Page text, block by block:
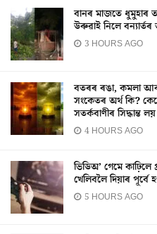
বানৰ মাজতে ধুমুহাৰ
উৰুৱাই নিলে
3 HOURS AGO
বতৰৰ ৰঙা, কমলা আৰু
সংকেতৰ অৰ্থ কি?
সতৰ্কবাণীৰ সিদ্ধান্ত
4 HOURS AGO
ভিডিঅ’ গেমে কাঢ়িলে
খেলিবলৈ দিয়াৰ
5 HOURS AGO